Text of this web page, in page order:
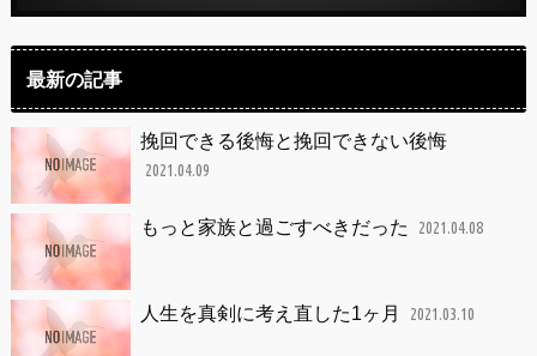
最新の記事
挽回できる後悔と挽回できない後悔
2021.04.09
もっと家族と過ごすべきだった 2021.04.08
人生を真剣に考え直した1ヶ月 2021.03.10